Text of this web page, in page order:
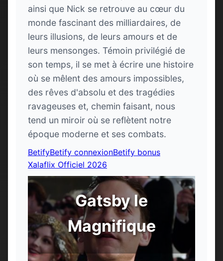
ainsi que Nick se retrouve au cœur du
monde fascinant des milliardaires, de
leurs illusions, de leurs amours et de
leurs mensonges. Témoin privilégié de
son temps, il se met à écrire une histoire
où se mêlent des amours impossibles,
des rêves d'absolu et des tragédies
ravageuses et, chemin faisant, nous
tend un miroir où se reflètent notre
époque moderne et ses combats.
BetifyBetify connexionBetify bonus
Xalaflix Officiel 2026
Gatsby le
Magnifique